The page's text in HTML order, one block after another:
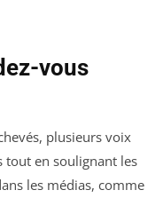
vous
plusieurs voix
tout en soulignant les
les médias, comme